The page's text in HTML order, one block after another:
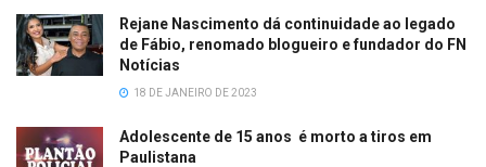
Rejane Nascimento dá continuidade ao legado
de Fábio, renomado blogueiro e fundador do FN
Notícias
18 DE JANEIRO DE 2023
Adolescente de 15 anos é morto a tiros em
Paulistana